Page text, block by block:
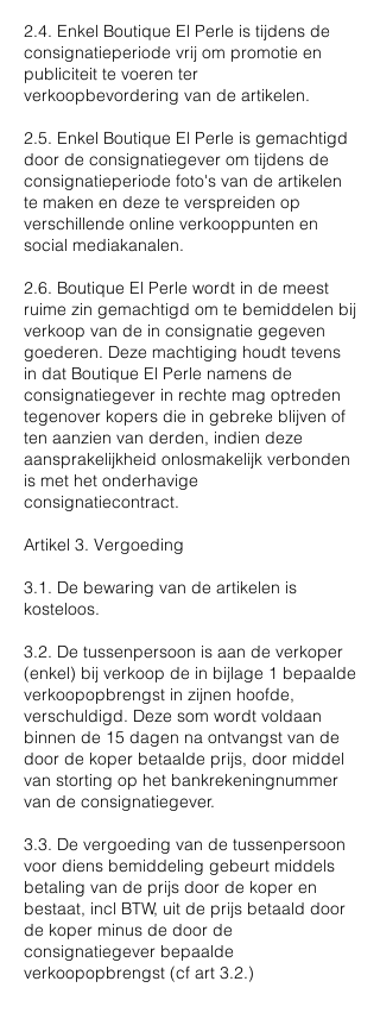
2.4. Enkel Boutique El Perle is tijdens de
consignatieperiode vrij om promotie en
publiciteit te voeren ter
verkoopbevordering van de artikelen.
2.5. Enkel Boutique El Perle is gemachtigd
door de consignatiegever om tijdens de
consignatieperiode foto's van de artikelen
te maken en deze te verspreiden op
verschillende online verkooppunten en
social mediakanalen.
2.6. Boutique El Perle wordt in de meest
ruime zin gemachtigd om te bemiddelen bij
verkoop van de in consignatie gegeven
goederen. Deze machtiging houdt tevens
in dat Boutique El Perle namens de
consignatiegever in rechte mag optreden
tegenover kopers die in gebreke blijven of
ten aanzien van derden, indien deze
aansprakelijkheid onlosmakelijk verbonden
is met het onderhavige
consignatiecontract.
Artikel 3. Vergoeding
3.1. De bewaring van de artikelen is
kosteloos.
3.2. De tussenpersoon is aan de verkoper
(enkel) bij verkoop de in bijlage 1 bepaalde
verkoopopbrengst in zijnen hoofde,
verschuldigd. Deze som wordt voldaan
binnen de 15 dagen na ontvangst van de
door de koper betaalde prijs, door middel
van storting op het bankrekeningnummer
van de consignatiegever.
3.3. De vergoeding van de tussenpersoon
voor diens bemiddeling gebeurt middels
betaling van de prijs door de koper en
bestaat, incl BTW, uit de prijs betaald door
de koper minus de door de
consignatiegever bepaalde
verkoopopbrengst (cf art 3.2.)